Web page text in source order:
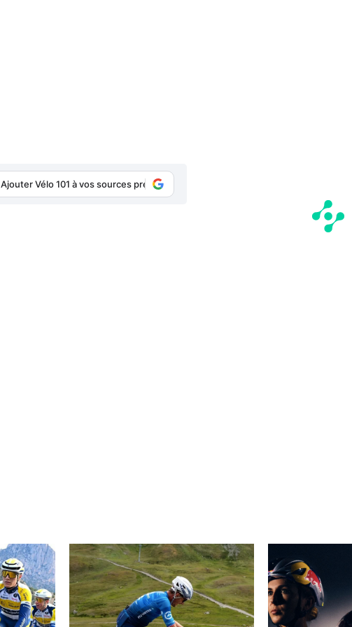
Ajouter Vélo 101 à vos sources préférées